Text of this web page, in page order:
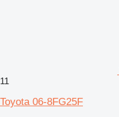
11
Toyota 06-8FG25F